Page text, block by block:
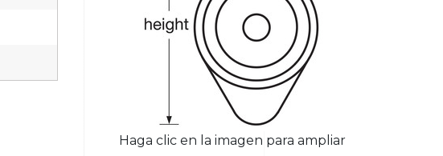
Haga clic en la imagen para ampliar